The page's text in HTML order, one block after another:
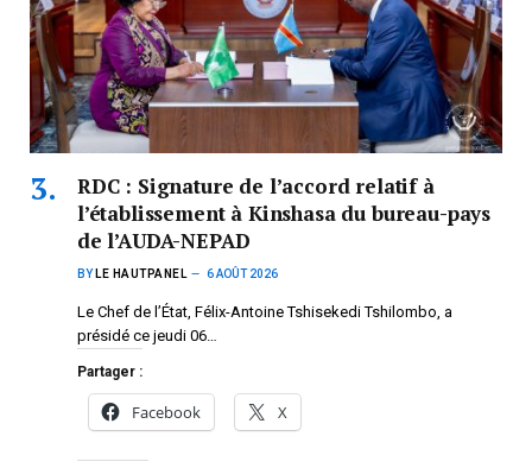
RDC : Signature de l’accord relatif à
l’établissement à Kinshasa du bureau-pays
de l’AUDA-NEPAD
BY LE HAUTPANEL 6 AOÛT 2026
Le Chef de l’État, Félix-Antoine Tshisekedi Tshilombo, a
présidé ce jeudi 06…
Partager :
Facebook X